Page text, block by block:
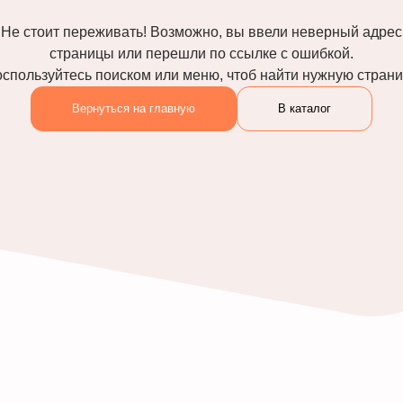
Не стоит переживать! Возможно, вы ввели неверный адрес
страницы или перешли по ссылке с ошибкой.
поиском или меню, чтоб найти нужную
Вернуться на главную В каталог